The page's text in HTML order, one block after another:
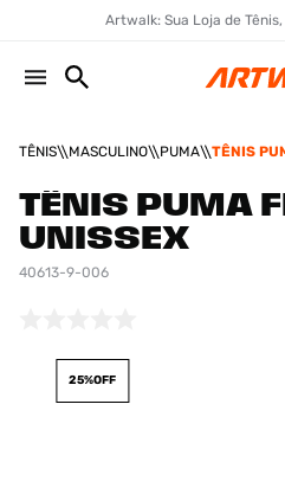
Artwalk: Sua Loja de
TÊNIS MASCULINO PUMA TÊNIS
TÊNIS PUMA
UNISSEX
40613-9-006
25%OFF